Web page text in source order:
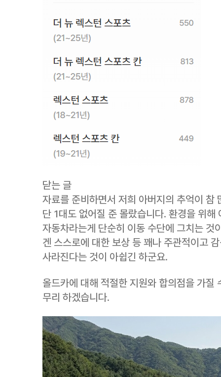
닫는 글
자료를 준비하면서 저희 아버지의 추억이 참
단 1대도 없어질 준 몰랐습니다. 환경을 위
자동차라는게 단순히 이동 수단에 그치는 것
겐 스스로에 대한 보상 등 꽤나 주관적이고
사라진다는 것이 아쉽긴 하군요.
올드카에 대해 적절한 지원와 합의점을 가질
무리 하겠습니다.